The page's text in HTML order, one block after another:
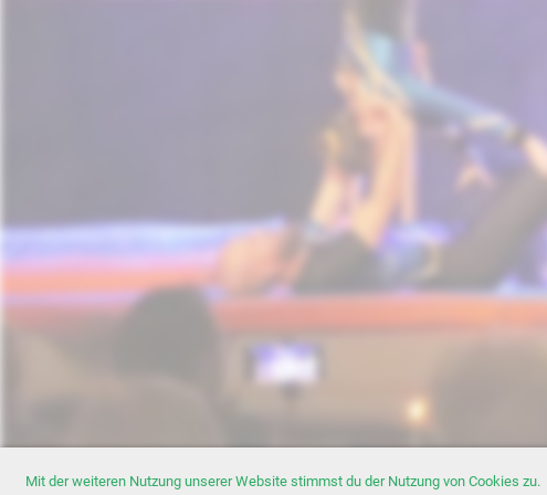
Mit der weiteren Nutzung unserer Website stimmst du der Nutzung von Cookies zu.